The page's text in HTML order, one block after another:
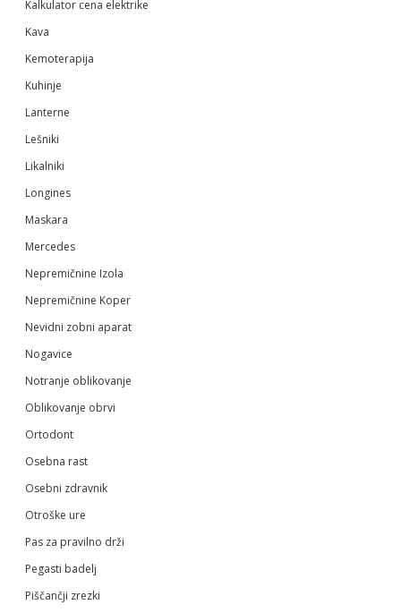
Kalkulator cena elektrike
Kava
Kemoterapija
Kuhinje
Lanterne
Lešniki
Likalniki
Longines
Maskara
Mercedes
Nepremičnine Izola
Nepremičnine Koper
Nevidni zobni aparat
Nogavice
Notranje oblikovanje
Oblikovanje obrvi
Ortodont
Osebna rast
Osebni zdravnik
Otroške ure
Pas za pravilno drži
Pegasti badelj
Piščančji zrezki